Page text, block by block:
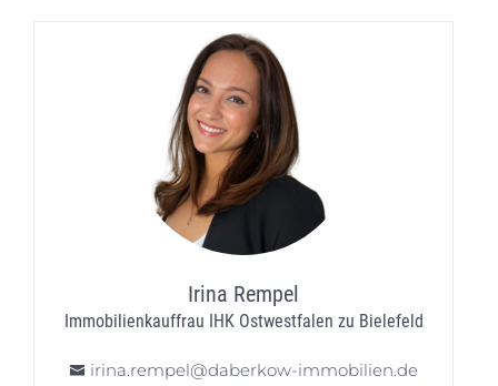
Irina Rempel
Immobilienkauffrau IHK Ostwestfalen zu Bielefeld
irina.rempel@daberkow-immobilien.de